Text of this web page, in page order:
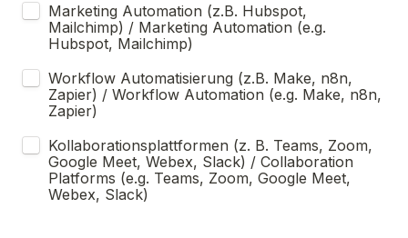
Marketing Automation (z.B. Hubspot,
Mailchimp) / Marketing Automation (e.g.
Hubspot, Mailchimp)
Workflow Automatisierung (z.B. Make, n8n,
Zapier) / Workflow Automation (e.g. Make, n8n,
Zapier)
Kollaborationsplattformen (z. B. Teams, Zoom,
Google Meet, Webex, Slack) / Collaboration
Platforms (e.g. Teams, Zoom, Google Meet,
Webex, Slack)